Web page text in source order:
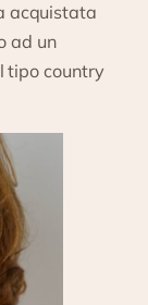
acquistata
ad un
tipo country